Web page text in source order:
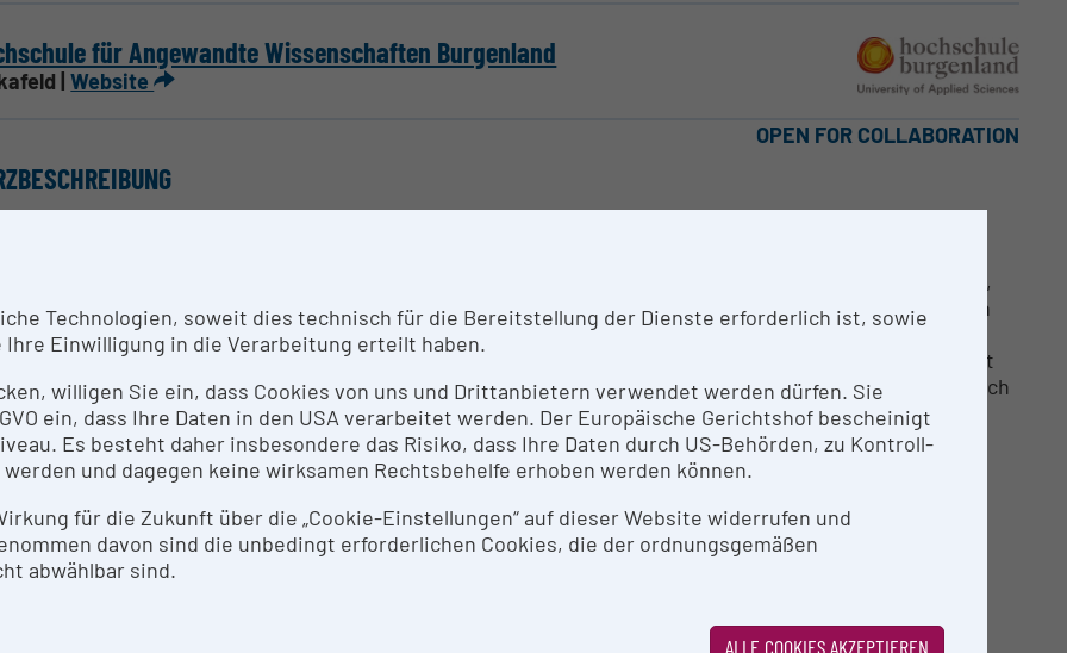
für Angewandte Wissenschaften Burgenland
|Website
OPEN FOR COLLABORATION
Clarus GC/MS ist ein stationäres Analysegerät, welches sowohl qualitative, mittels Gaschromatographie,
quantitative Analysen, mittels Massenspektrometrie, ermöglicht. Die Charakterisierung von Proben
mit Elektronen-Ionisation (EI). Über einen PC und die Software „TurboMass“ ist das GC/MS System
kontrollier- und einstellbar. In Kombination mit dem Pyroprobe-System von CDS Analytical Inc. ist
nur möglich automatisiert eine Vielzahl unterschiedlicher Flüssigproben zu analysieren, sondern auch
feste Proben im Milligrammbereich zu untersuchen.
Warta
Technologien, soweit dies technisch für die Bereitstellung der Dienste erforderlich ist, sowie
Einwilligung in die Verarbeitung erteilt haben.
willigen Sie ein, dass Cookies von uns und Drittanbietern verwendet werden dürfen. Sie
ein, dass Ihre Daten in den USA verarbeitet werden. Der Europäische Gerichtshof bescheinigt
Es besteht daher insbesondere das Risiko, dass Ihre Daten durch US-Behörden, zu Kontroll-
und dagegen keine wirksamen Rechtsbehelfe erhoben werden können.
für die Zukunft über die „Cookie-Einstellungen“ auf dieser Website widerrufen und
davon sind die unbedingt erforderlichen Cookies, die der ordnungsgemäßen
abwählbar sind.
ALLE COOKIES AKZEPTIEREN